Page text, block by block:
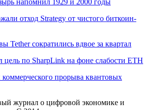
отход Strategy от чистого биткоин-
Tether сократились вдвое за квартал
цель по SharpLink на фоне слабости ETH
коммерческого прорыва квантовых
журнал о цифровой экономике и